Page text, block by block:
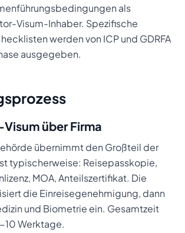
als
Visum-Inhaber. Spezifische
werden von ICP und GDRFA
ausgegeben.
über Firma
übernimmt den Großteil der
typischerweise: Reisepasskopie,
MOA, Anteilszertifikat. Die
die Einreisegenehmigung, dann
und Biometrie ein. Gesamtzeit
10 Werktage.